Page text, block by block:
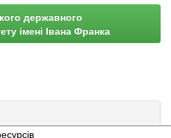
державного
імені Івана Франка